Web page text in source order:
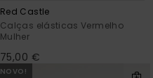
Red Castle
Calças elásticas Vermelho
Mulher
75,00 €
NOVO!